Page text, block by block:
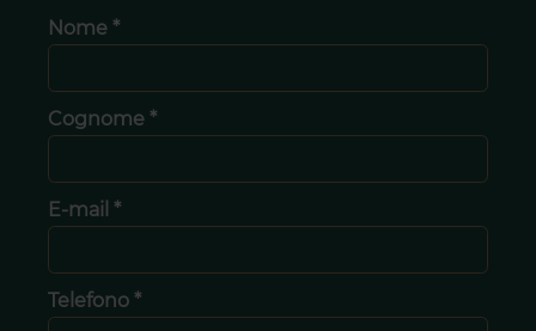
Nome *
Cognome *
E-mail *
Telefono *